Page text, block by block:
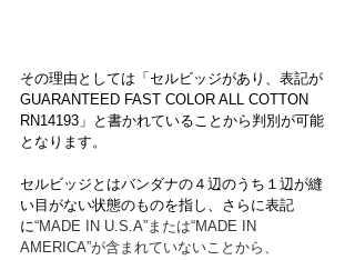
その理由としては「セルビッジがあり、表記が
GUARANTEED FAST COLOR ALL COTTON
RN14193」と書かれていることから判別が可能
となります。
セルビッジとはバンダナの４辺のうち１辺が縫
い目がない状態のものを指し、さらに表記
に“MADE IN U.S.A”または“MADE IN
AMERICA”が含まれていないことから、